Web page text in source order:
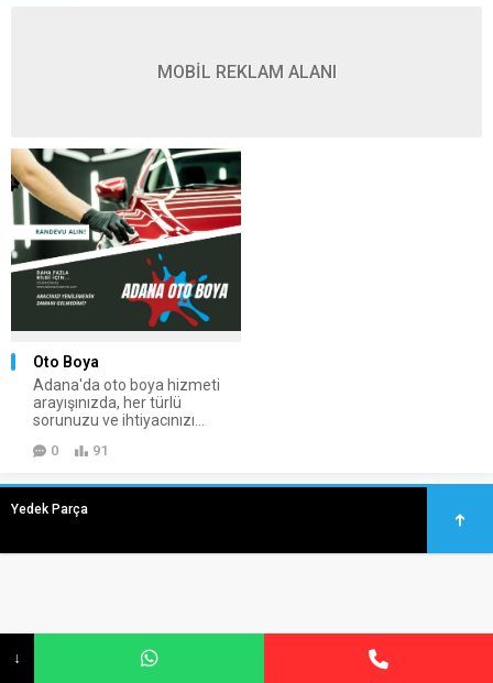
MOBİL REKLAM ALANI
Oto Boya
Adana'da oto boya hizmeti
arayışınızda, her türlü
sorunuzu ve ihtiyacınızı...
0 91
Yedek Parça
↓